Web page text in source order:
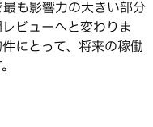
も影響力の大きい部分
ビューへと変わりま
にとって、将来の稼働